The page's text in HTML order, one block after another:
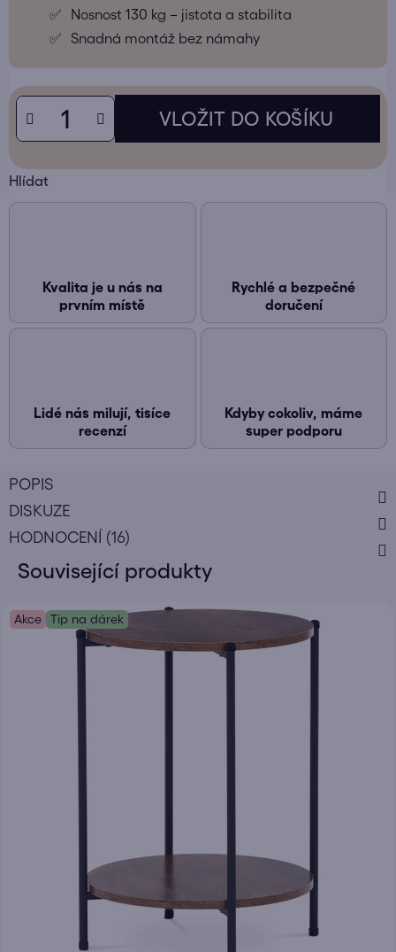
Nosnost 130 kg – jistota a stabilita
Snadná montáž bez námahy
Hlídat
Kvalita je u nás na
prvním místě
Rychlé a bezpečné
doručení
Lidé nás milují, tisíce
recenzí
Kdyby cokoliv, máme
super podporu
POPIS
DISKUZE
HODNOCENÍ (16)
Související produkty
Akce Tip na dárek